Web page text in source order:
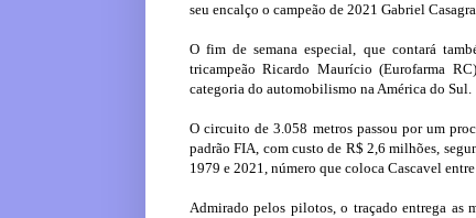
seu encalço o campeão de 2021 Gabriel
O fim de semana especial, que contará
tricampeão Ricardo Maurício (Eurofarma
categoria do automobilismo na América do Sul.
O circuito de 3.058 metros passou por um
padrão FIA, com custo de R$ 2,6 milhões,
1979 e 2021, número que coloca Cascavel
Admirado pelos pilotos, o traçado entrega as